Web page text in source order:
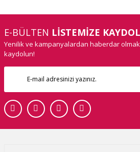
E-BÜLTEN LİSTEMİZE
Yenilik ve kampanyalardan haberdar
kaydolun!